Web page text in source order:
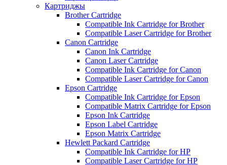
Картриджы
Brother Cartridge
Compatible Ink Cartridge for Brother
Compatible Laser Cartridge for Brother
Canon Cartridge
Canon Ink Cartridge
Canon Laser Cartridge
Compatible Ink Cartridge for Canon
Compatible Laser Cartridge for Canon
Epson Cartridge
Compatible Ink Cartridge for Epson
Compatible Matrix Cartridge for Epson
Epson Ink Cartridge
Epson Label Cartridge
Epson Matrix Cartridge
Hewlett Packard Cartridge
Compatible Ink Cartridge for HP
Compatible Laser Cartridge for HP